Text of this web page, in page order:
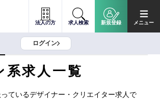
法人の方 求人検索 新規登録 メニュー
ログイン
系求人一覧
ているデザイナー・クリエイター求人で